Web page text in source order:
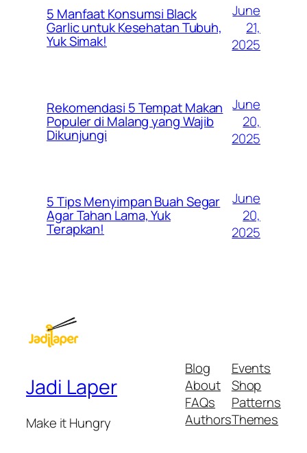
5 Manfaat Konsumsi Black
Garlic untuk Kesehatan Tubuh,
Yuk Simak!
June
21,
2025
Rekomendasi 5 Tempat Makan
Populer di Malang yang Wajib
Dikunjungi
June
20,
2025
5 Tips Menyimpan Buah Segar
Agar Tahan Lama, Yuk
Terapkan!
June
20,
2025
Jadi Laper
Make it Hungry
Blog
About
FAQs
Authors
Events
Shop
Patterns
Themes